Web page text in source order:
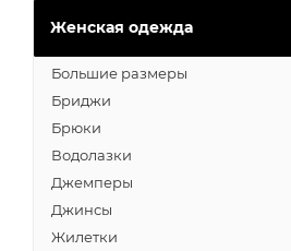
Женская одежда
Большие размеры
Бриджи
Брюки
Водолазки
Джемперы
Джинсы
Жилетки